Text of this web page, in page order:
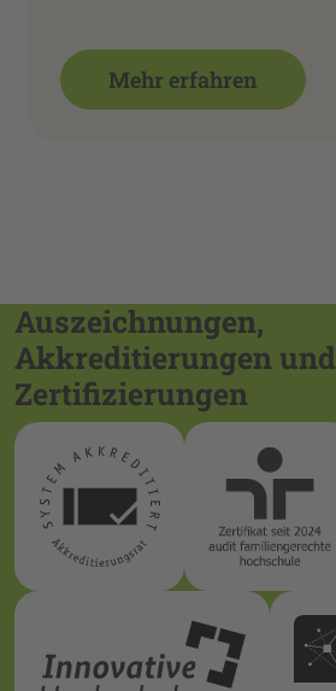
Mehr erfahren
Auszeichnungen,
Akkreditierungen und
Zertifizierungen